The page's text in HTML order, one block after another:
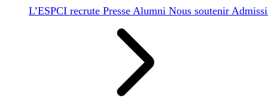
L’ESPCI recrute Presse Alumni Nous soutenir